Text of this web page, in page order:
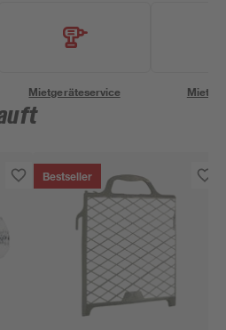
Mietgeräteservice
Bestseller